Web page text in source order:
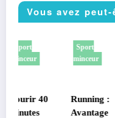
Vous avez
minceur
Running :
Avantage
graisse
Brûle-